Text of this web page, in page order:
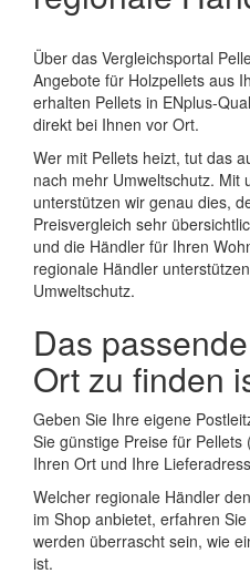
Über das Vergleichsportal
Angebote für Holzpellets aus
erhalten Pellets in ENplus-
direkt bei Ihnen vor Ort.
Wer mit Pellets heizt, tut das
nach mehr Umweltschutz. Mit
unterstützen wir genau dies,
Preisvergleich sehr
und die Händler für Ihren
regionale Händler
Umweltschutz.
Das
Ort zu finden
Geben Sie Ihre eigene
Sie günstige Preise für
Ihren Ort und Ihre
Welcher regionale Händler
im Shop anbietet, erfahren
werden überrascht sein, wie
ist.